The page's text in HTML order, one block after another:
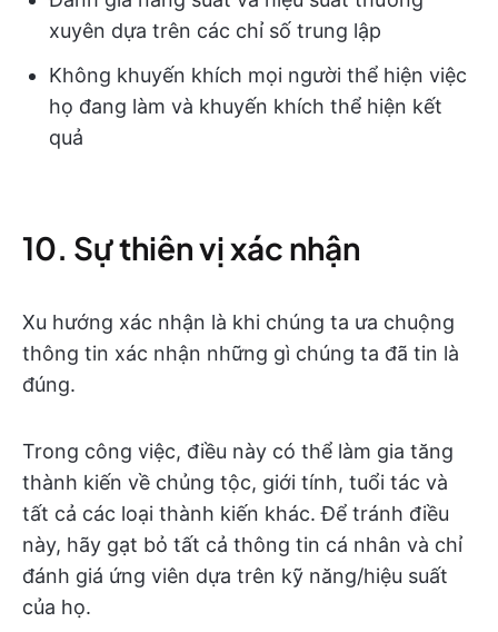
xuyên dựa trên các chỉ số trung lập
Không khuyến khích mọi người thể hiện việc
họ đang làm và khuyến khích thể hiện kết
quả
10. Sự thiên vị xác nhận
Xu hướng xác nhận là khi chúng ta ưa chuộng
thông tin xác nhận những gì chúng ta đã tin là
đúng.
Trong công việc, điều này có thể làm gia tăng
thành kiến về chủng tộc, giới tính, tuổi tác và
tất cả các loại thành kiến khác. Để tránh điều
này, hãy gạt bỏ tất cả thông tin cá nhân và chỉ
đánh giá ứng viên dựa trên kỹ năng/hiệu suất
của họ.